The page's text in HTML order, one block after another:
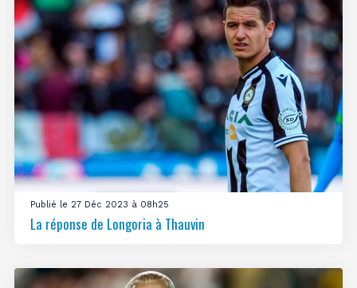
Publié le 27 Déc 2023 à 08h25
La réponse de Longoria à Thauvin